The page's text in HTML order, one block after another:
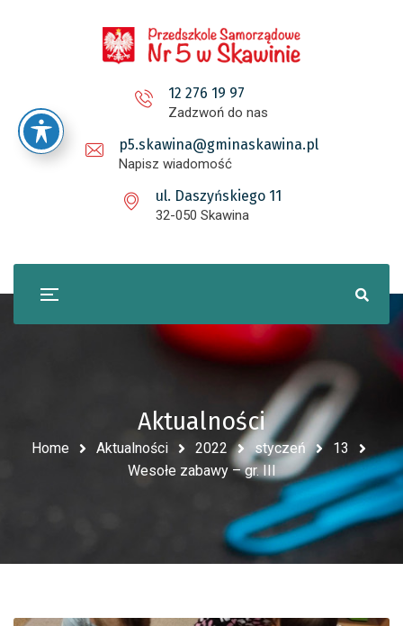
12 276 19 97
Zadzwoń do nas
p5.skawina@gminaskawina.pl
Napisz wiadomość
ul. Daszyńskiego 11
32-050 Skawina
Aktualności
Home Aktualności 2022 styczeń
13
Wesołe zabawy – gr. III